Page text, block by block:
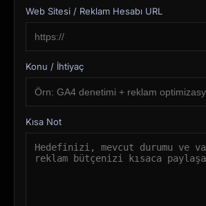
Web Sitesi / Reklam Hesabı URL
Konu / İhtiyaç
Kısa Not